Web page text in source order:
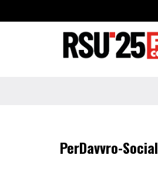
PerDavvro-Social